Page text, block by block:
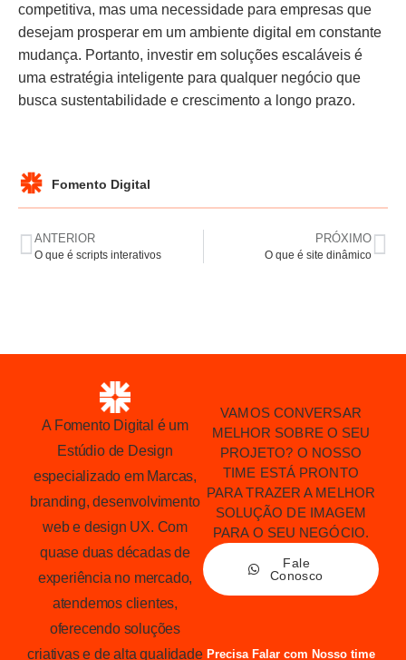
competitiva, mas uma necessidade para empresas que
desejam prosperar em um ambiente digital em constante
mudança. Portanto, investir em soluções escaláveis é
uma estratégia inteligente para qualquer negócio que
busca sustentabilidade e crescimento a longo prazo.
Fomento Digital
ANTERIOR
O que é scripts interativos
PRÓXIMO
O que é site dinâmico
A Fomento Digital é um
Estúdio de Design
especializado em Marcas,
branding, desenvolvimento
web e design UX. Com
quase duas décadas de
experiência no mercado,
atendemos clientes,
oferecendo soluções
criativas e de alta qualidade
VAMOS CONVERSAR
MELHOR SOBRE O SEU
PROJETO? O NOSSO
TIME ESTÁ PRONTO
PARA TRAZER A MELHOR
SOLUÇÃO DE IMAGEM
PARA O SEU NEGÓCIO.
Fale
Conosco
Precisa Falar com Nosso time